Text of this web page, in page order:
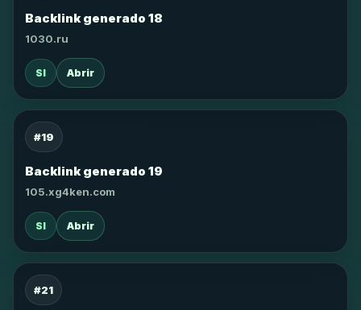
Backlink generado 18
1030.ru
SI Abrir
#19
Backlink generado 19
105.xg4ken.com
SI Abrir
#21